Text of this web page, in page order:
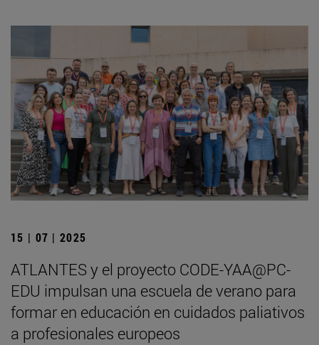
15 | 07 | 2025
ATLANTES y el proyecto CODE-YAA@PC-
EDU impulsan una escuela de verano para
formar en educación en cuidados paliativos
a profesionales europeos